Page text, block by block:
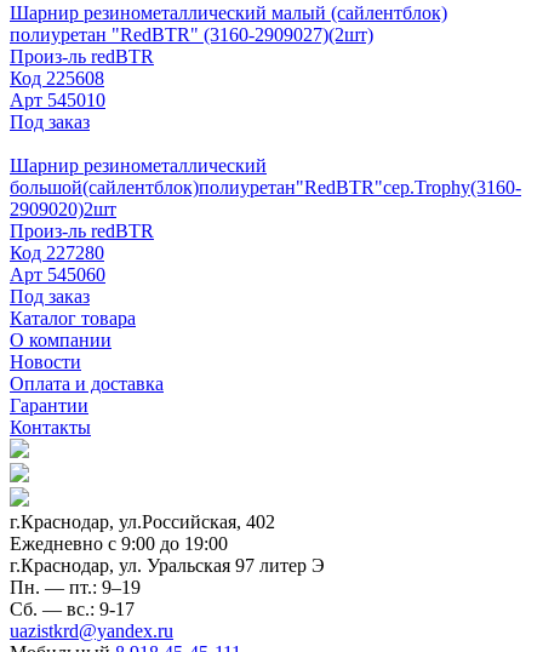
Шарнир резинометаллический малый (сайлентблок)
полиуретан "RedBTR" (3160-2909027)(2шт)
Произ-ль redBTR
Код 225608
Арт 545010
Под заказ
Шарнир резинометаллический
большой(сайлентблок)полиуретан"RedBTR"сер.Trophy(3160-
2909020)2шт
Произ-ль redBTR
Код 227280
Арт 545060
Под заказ
Каталог товара
О компании
Новости
Оплата и доставка
Гарантии
Контакты
г.Краснодар, ул.Российская, 402
Ежедневно c 9:00 до 19:00
г.Краснодар, ул. Уральская 97 литер Э
Пн. — пт.: 9–19
Сб. — вс.: 9-17
uazistkrd@yandex.ru